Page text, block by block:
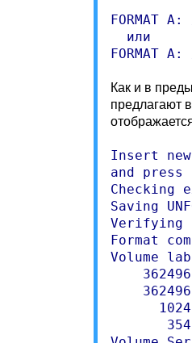
FORMAT
  или
FORMAT
Как и в
предлагают
Insert
and press
Checking
Saving
Verifying
Format
Volume